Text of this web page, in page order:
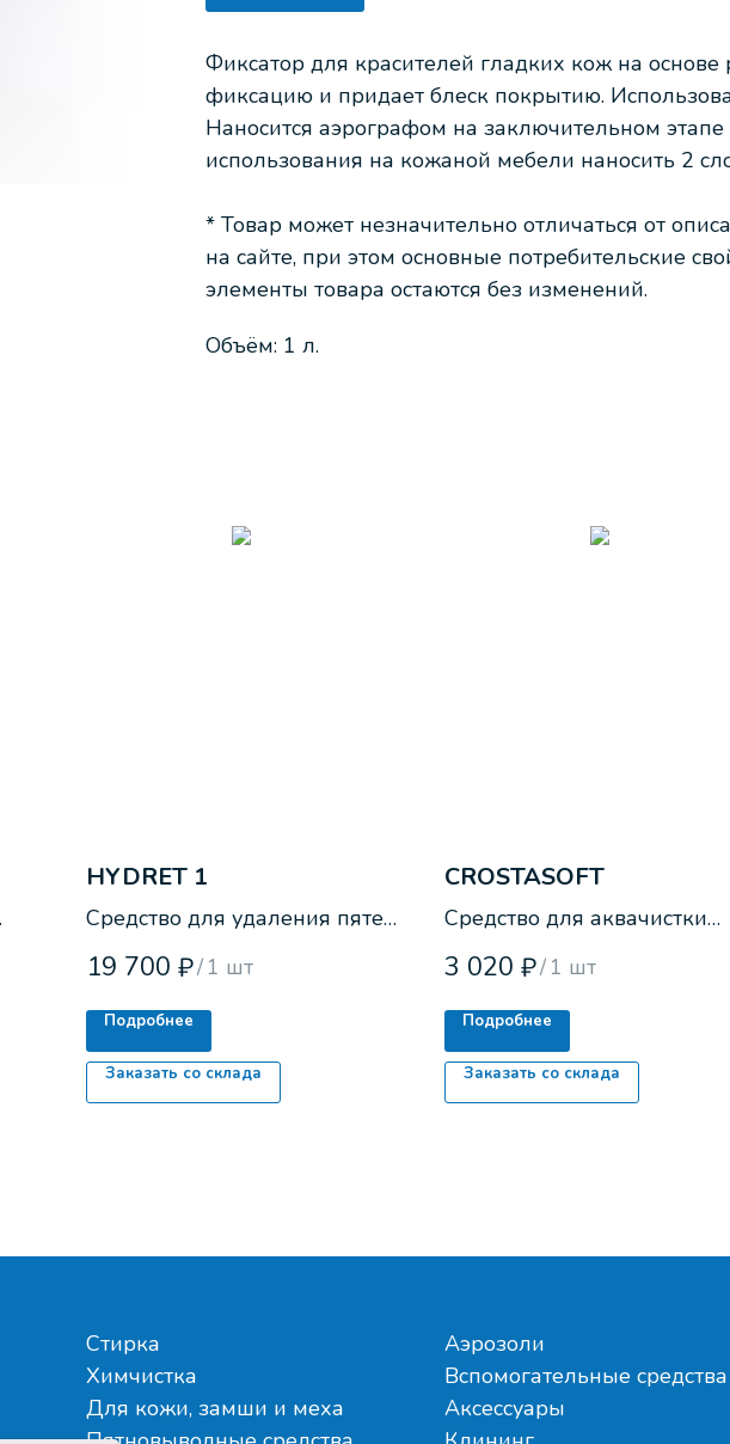
Фиксатор для красителей гладких кож на основе
фиксацию и придает блеск покрытию.
Наносится аэрографом на заключительном
использования на кожаной мебели наносить 2
* Товар может незначительно отличаться от
на сайте, при этом основные потребительские
элементы товара остаются без изменений.
Объём: 1 л.
HYDRET 1
Средство для удаления пятен
лака, клея, мази, чернил и тд.
19 700 ₽/ 1 шт
Подробнее
Заказать со склада
CROSTASOFT
Средство для аквачистки
любой натуральной кожи.
3 020 ₽/ 1 шт
Подробнее
Заказать со склада
Стирка
Химчистка
Для кожи, замши и меха
Аэрозоли
Вспомогательные средства
Аксессуары